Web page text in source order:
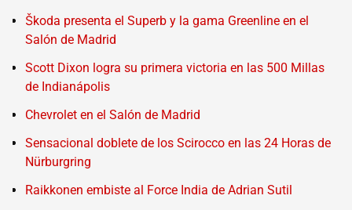
Škoda presenta el Superb y la gama Greenline en el
Salón de Madrid
Scott Dixon logra su primera victoria en las 500 Millas
de Indianápolis
Chevrolet en el Salón de Madrid
Sensacional doblete de los Scirocco en las 24 Horas de
Nürburgring
Raikkonen embiste al Force India de Adrian Sutil